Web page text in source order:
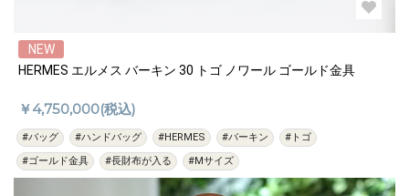
NEW
HERMES エルメス バーキン 30 トゴ ノワール ゴールド金具
￥4,750,000(税込)
#バッグ #ハンドバッグ #HERMES #バーキン
#トゴ
#ゴールド金具
#長財布が入る #Mサイズ